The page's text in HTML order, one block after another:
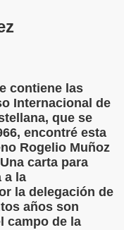
contiene las
Internacional de
que se
encontré esta
Rogelio Muñoz
carta para
a la
la delegación de
años son
campo de la
Català y